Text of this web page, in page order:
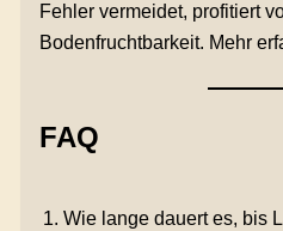
Fehler vermeidet, profitiert
Bodenfruchtbarkeit. Mehr
FAQ
Wie lange dauert es, bis